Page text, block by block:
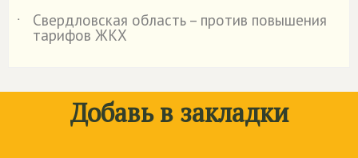
˙
Свердловская область – против повышения
тарифов ЖКХ
Добавь в закладки